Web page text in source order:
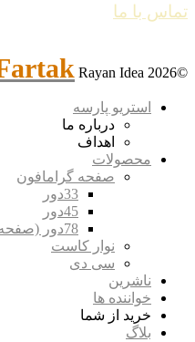
تماس با ما
©2026
FartakRayan Idea
استریو پارسه
درباره ما
اهداف
محصولات
صفحه گرامافون
33دور
45دور
78دور (صفحه سنگی)
نوار کاست
سی دی
ناشرین
خواننده ها
خرید از شما
بلاگ